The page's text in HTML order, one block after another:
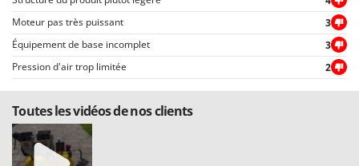
Moteur pas très puissant
3
Équipement de base incomplet
3
Pression d'air trop limitée
2
Toutes les vidéos de nos clients